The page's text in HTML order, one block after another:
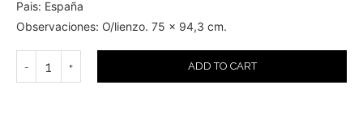
Pais: España
Observaciones: O/lienzo. 75 x 94,3 cm.
ADD TO CART